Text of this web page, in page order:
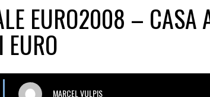
EURO2008 – CASA
MARCEL VULPIS